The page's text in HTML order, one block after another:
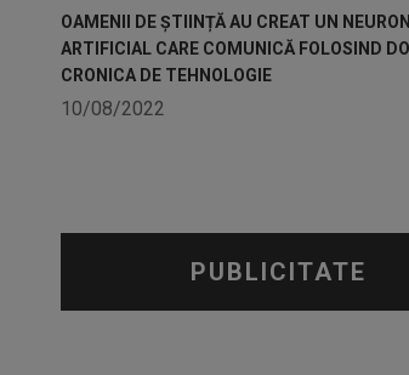
OAMENII DE ȘTIINȚĂ AU CREAT UN NEURON
ARTIFICIAL CARE COMUNICĂ FOLOSIND
CRONICA DE TEHNOLOGIE
10/08/2022
PUBLICITATE